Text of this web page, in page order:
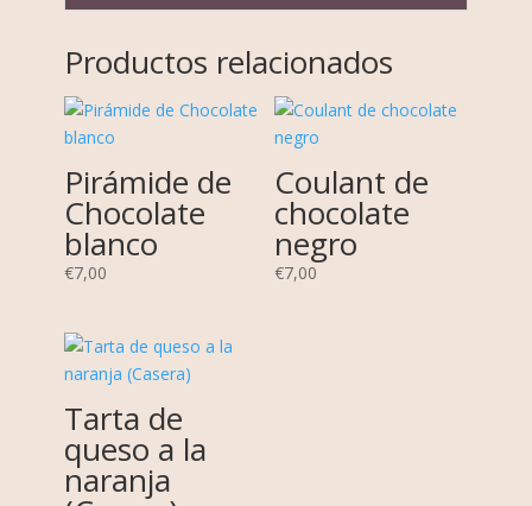
Productos relacionados
Pirámide de
Chocolate
blanco
€7,00
Coulant de
chocolate
negro
€7,00
Tarta de
queso a la
naranja